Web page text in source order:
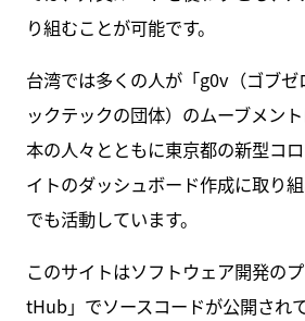
り組むことが可能です。
台湾では多くの人が「g0v（ゴブ
ックテックの団体）のムーブメン
本の人々とともに東京都の新型コ
イトのダッシュボード作成に取り
でも活動しています。
このサイトはソフトウェア開発の
tHub」でソースコードが公開され